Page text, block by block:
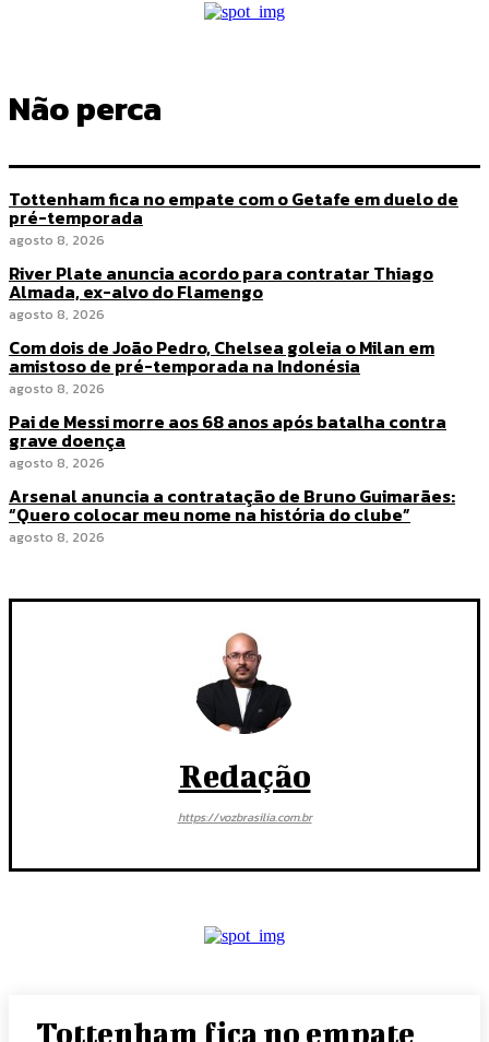
Não perca
Tottenham fica no empate com o Getafe em duelo de
pré-temporada
agosto 8, 2026
River Plate anuncia acordo para contratar Thiago
Almada, ex-alvo do Flamengo
agosto 8, 2026
Com dois de João Pedro, Chelsea goleia o Milan em
amistoso de pré-temporada na Indonésia
agosto 8, 2026
Pai de Messi morre aos 68 anos após batalha contra
grave doença
agosto 8, 2026
Arsenal anuncia a contratação de Bruno Guimarães:
“Quero colocar meu nome na história do clube”
agosto 8, 2026
Redação
https://vozbrasilia.com.br
Tottenham fica no empate